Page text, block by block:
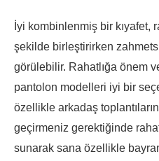
İyi kombinlenmiş bir kıyafet,
şekilde birleştirirken
görülebilir. Rahatlığa önem
pantolon modelleri iyi bir
özellikle arkadaş
geçirmeniz gerektiğinde
sunarak sana özellikle